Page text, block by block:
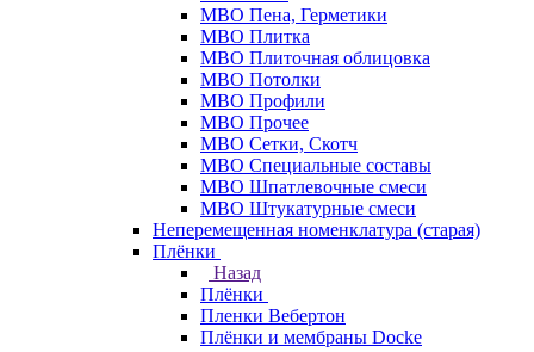
МВО Пена, Герметики
МВО Плитка
МВО Плиточная облицовка
МВО Потолки
МВО Профили
МВО Прочее
МВО Сетки, Скотч
МВО Специальные составы
МВО Шпатлевочные смеси
МВО Штукатурные смеси
Неперемещенная номенклатура (старая)
Плёнки
Назад
Плёнки
Пленки Вебертон
Плёнки и мембраны Docke